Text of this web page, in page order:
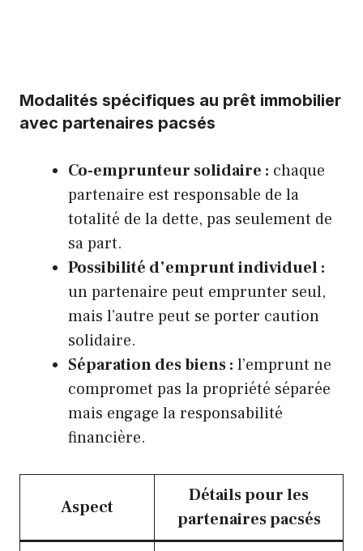
Modalités spécifiques au prêt immobilier
avec partenaires pacsés
Co-emprunteur solidaire : chaque
partenaire est responsable de la
totalité de la dette, pas seulement de
sa part.
Possibilité d’emprunt individuel :
un partenaire peut emprunter seul,
mais l’autre peut se porter caution
solidaire.
Séparation des biens : l’emprunt ne
compromet pas la propriété séparée
mais engage la responsabilité
financière.
Aspect
Détails pour les
partenaires pacsés